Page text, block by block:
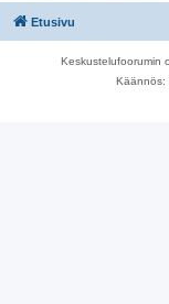
Etusivu
Keskustelufoorumin
Käännös: